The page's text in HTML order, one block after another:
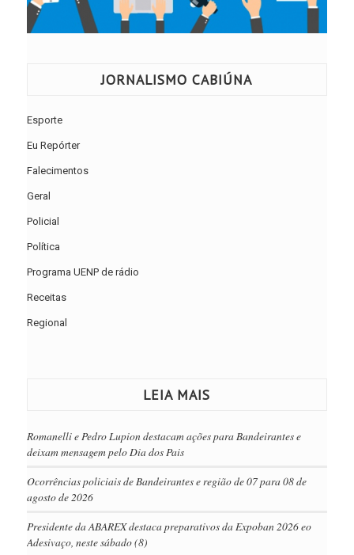
JORNALISMO CABIÚNA
Esporte
Eu Repórter
Falecimentos
Geral
Policial
Política
Programa UENP de rádio
Receitas
Regional
LEIA MAIS
Romanelli e Pedro Lupion destacam ações para Bandeirantes e
deixam mensagem pelo Dia dos Pais
Ocorrências policiais de Bandeirantes e região de 07 para 08 de
agosto de 2026
Presidente da ABAREX destaca preparativos da Expoban 2026 eo
Adesivaço, neste sábado (8)